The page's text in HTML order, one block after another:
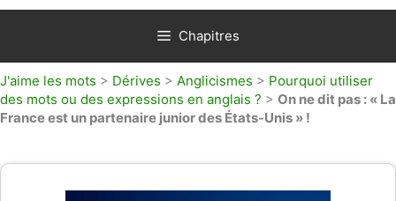
Chapitres
J'aime les mots > Dérives > Anglicismes > Pourquoi utiliser
des mots ou des expressions en anglais ? > On ne dit pas : « La
France est un partenaire junior des États-Unis » !